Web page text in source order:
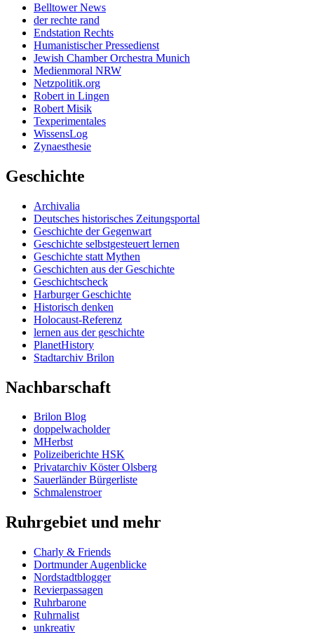
Belltower News
der rechte rand
Endstation Rechts
Humanistischer Pressedienst
Jewish Chamber Orchestra Munich
Medienmoral NRW
Netzpolitik.org
Robert in Lingen
Robert Misik
Texperimentales
WissensLog
Zynaesthesie
Geschichte
Archivalia
Deutsches historisches Zeitungsportal
Geschichte der Gegenwart
Geschichte selbstgesteuert lernen
Geschichte statt Mythen
Geschichten aus der Geschichte
Geschichtscheck
Harburger Geschichte
Historisch denken
Holocaust-Referenz
lernen aus der geschichte
PlanetHistory
Stadtarchiv Brilon
Nachbarschaft
Brilon Blog
doppelwacholder
MHerbst
Polizeiberichte HSK
Privatarchiv Köster Olsberg
Sauerländer Bürgerliste
Schmalenstroer
Ruhrgebiet und mehr
Charly & Friends
Dortmunder Augenblicke
Nordstadtblogger
Revierpassagen
Ruhrbarone
Ruhrnalist
unkreativ